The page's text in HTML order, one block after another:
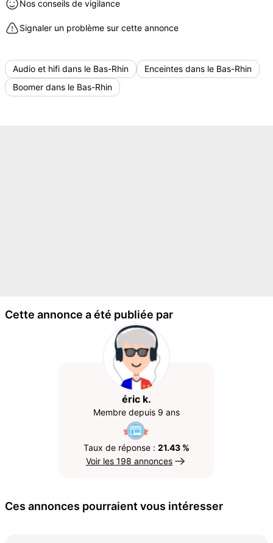
Nos conseils de vigilance
Signaler un problème sur cette annonce
Audio et hifi dans le Bas-Rhin
Enceintes dans le Bas-Rhin
Boomer dans le Bas-Rhin
Cette annonce a été publiée par
éric k.
Membre depuis 9 ans
Taux de réponse : 21.43 %
Voir les 198 annonces
Ces annonces pourraient vous intéresser